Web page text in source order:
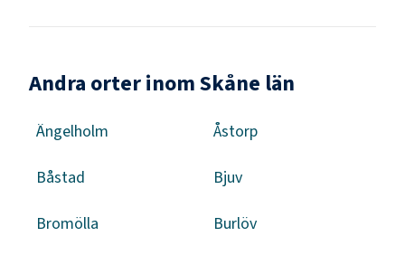
Andra orter inom Skåne län
Ängelholm Åstorp
Båstad Bjuv
Bromölla Burlöv